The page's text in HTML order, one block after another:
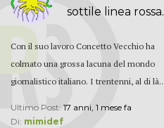
sottile linea
Con il suo lavoro Concetto Vecchio ha
colmato una grossa lacuna del mondo
giornalistico italiano. I trentenni, al di là...
Ultimo Post:17 anni, 1 mese fa
Di: mimidef